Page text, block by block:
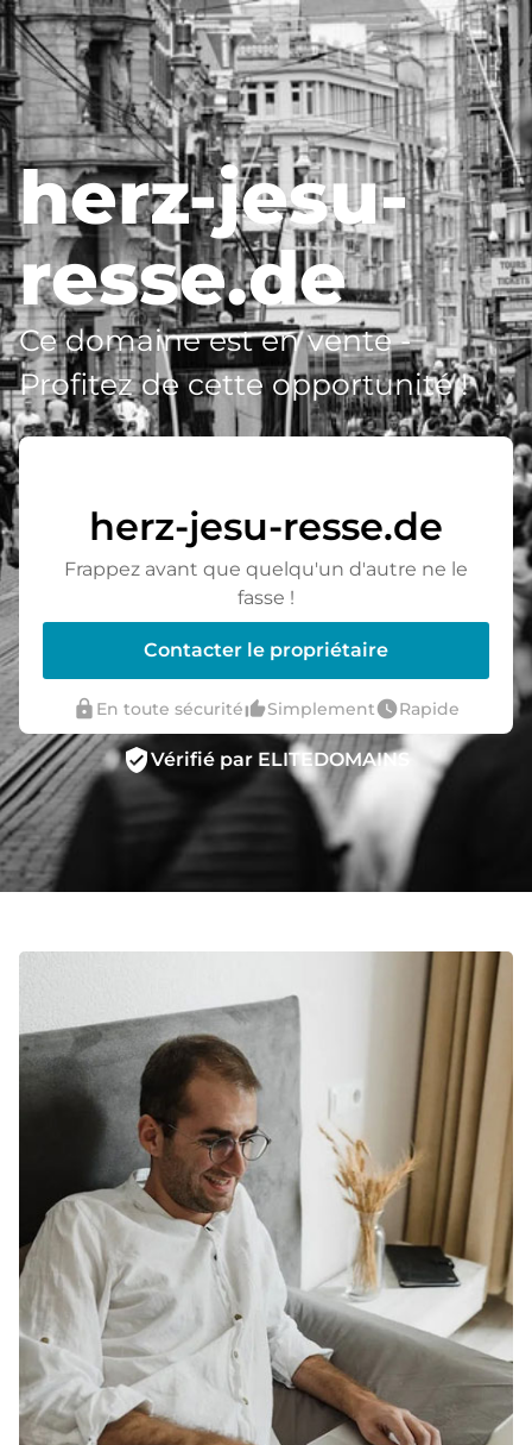
herz-jesu-
resse.de
Ce domaine est en vente -
Profitez de cette opportunité !
herz-jesu-resse.de
Frappez avant que quelqu'un d'autre ne le
fasse !
Contacter le propriétaire
lock En toute sécuritéthumb_up_altSimplementwatch_laterRapide
verified_userVérifié par ELITEDOMAINS